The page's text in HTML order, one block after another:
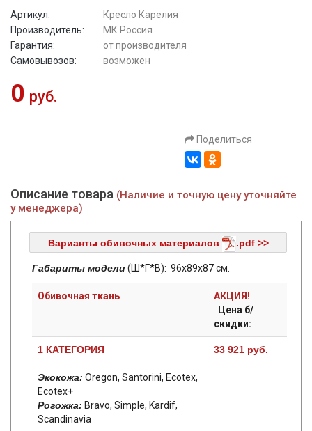
Артикул:
Кресло Карелия
Производитель:
МК Россия
Гарантия:
от производителя
Самовывозов:
возможен
0 руб.
Поделиться
Описание товара (Наличие и точную цену уточняйте
у менеджера)
Варианты обивочных материалов .pdf >>
Габариты модели(Ш*Г*В): 96х89x87 см.
Обивочная ткань
АКЦИЯ!
Цена б/
скидки:
1 КАТЕГОРИЯ
Экокожа: Oregon, Santorini, Ecotex,
Ecotex+
Рогожка: Bravo, Simple, Kardif,
Scandinavia
33 921 руб.